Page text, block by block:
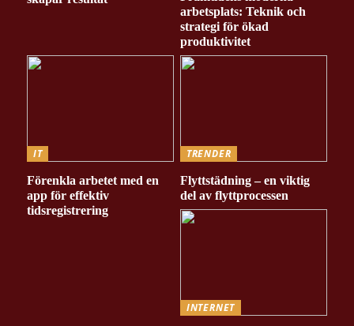
arbetsplats: Teknik och
strategi för ökad
produktivitet
IT
Förenkla arbetet med en
app för effektiv
tidsregistrering
TRENDER
Flyttstädning – en viktig
del av flyttprocessen
INTERNET